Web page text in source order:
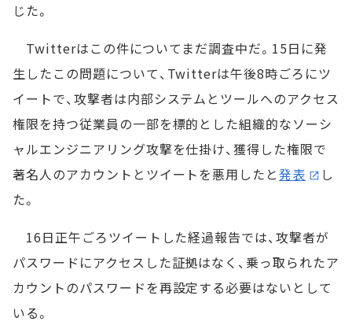
じた。
Twitterはこの件についてまだ調査中だ。15日に発
生したこの問題について、Twitterは午後8時ごろにツ
イートで、攻撃者は内部システムとツールへのアクセス
権限を持つ従業員の一部を標的とした組織的なソーシ
ャルエンジニアリング攻撃を仕掛け、獲得した権限で
著名人のアカウントとツイートを悪用したと発表
し
た。
16日正午ごろツイートした経過報告では、攻撃者が
パスワードにアクセスした証拠はなく、乗っ取られたア
カウントのパスワードを再設定する必要はないとして
いる。